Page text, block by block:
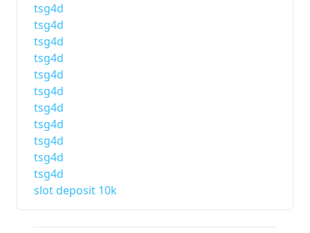
tsg4d
tsg4d
tsg4d
tsg4d
tsg4d
tsg4d
tsg4d
tsg4d
tsg4d
tsg4d
tsg4d
slot deposit 10k